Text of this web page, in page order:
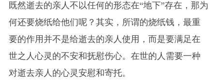
既然逝去的亲人不以任何的形态在“地下”存在，那为
何还要烧纸给他们呢？其实，所谓的烧纸钱，最重
要的作用并不是给逝去的亲人使用，而是要满足在
世之人心灵的不安和抚慰伤心。在世的人需要一种
对逝去亲人的心灵安慰和寄托。